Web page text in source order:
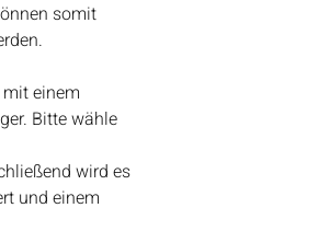
somit
einem
Bitte wähle
wird es
und einem